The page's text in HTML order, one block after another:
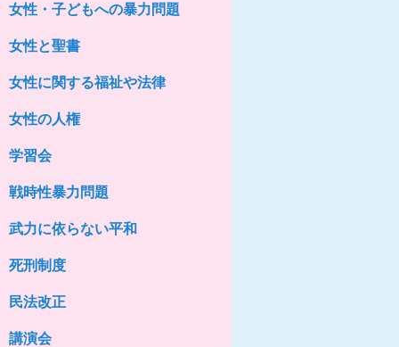
女性の家HELP ネットワークニュー
ス No.76
女性・子どもへの暴力問題
女性と聖書
女性に関する福祉や法律
女性の人権
学習会
戦時性暴力問題
武力に依らない平和
死刑制度
民法改正
講演会